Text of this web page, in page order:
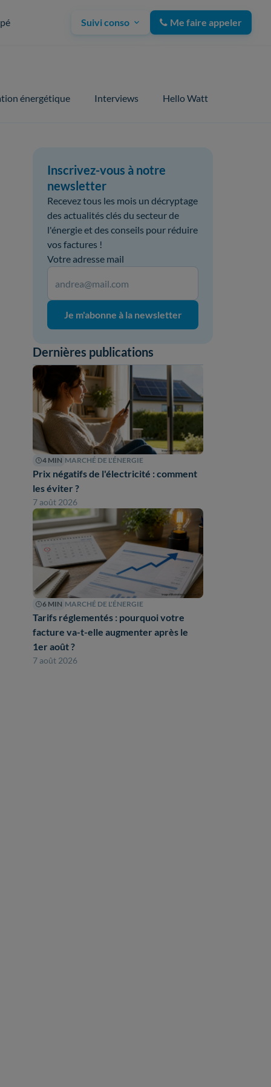
Suivi conso Me faire appeler
énergétique Interviews Hello Watt
Inscrivez-vous à notre
newsletter
Recevez tous les mois un décryptage
des actualités clés du secteur de
l'énergie et des conseils pour réduire
vos factures !
Votre adresse mail
Je m'abonne à la newsletter
Dernières publications
4 MIN MARCHÉ DE L'ÉNERGIE
Prix négatifs de l'électricité : comment
les éviter ?
7 août 2026
6 MIN MARCHÉ DE L'ÉNERGIE
Tarifs réglementés : pourquoi votre
facture va-t-elle augmenter après le
1er août ?
7 août 2026